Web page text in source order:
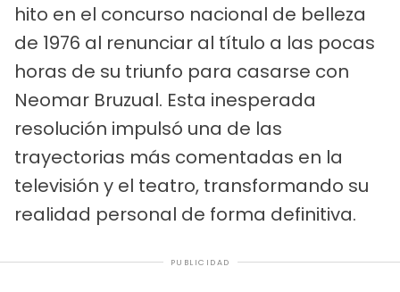
hito en el concurso nacional de belleza
de 1976 al renunciar al título a las pocas
horas de su triunfo para casarse con
Neomar Bruzual. Esta inesperada
resolución impulsó una de las
trayectorias más comentadas en la
televisión y el teatro, transformando su
realidad personal de forma definitiva.
PUBLICIDAD